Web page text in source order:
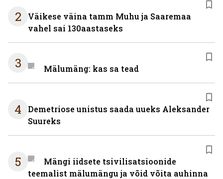
2
Väikese väina tamm Muhu ja Saaremaa
vahel sai 130aastaseks
3 Mälumäng: kas sa tead
4
Demetriose unistus saada uueks Aleksander
Suureks
5
Mängi iidsete tsivilisatsioonide
teemalist mälumängu ja võid võita auhinna